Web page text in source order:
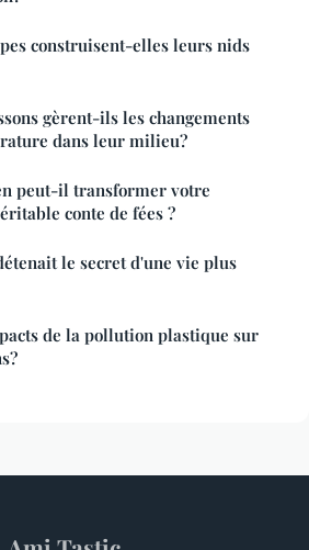
construisent-elles leurs nids
gèrent-ils les changements
dans leur milieu?
peut-il transformer votre
conte de fées ?
le secret d'une vie plus
de la pollution plastique sur